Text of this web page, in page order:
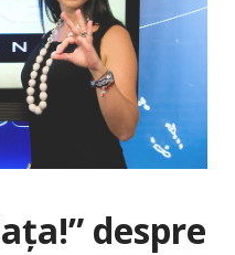
despre